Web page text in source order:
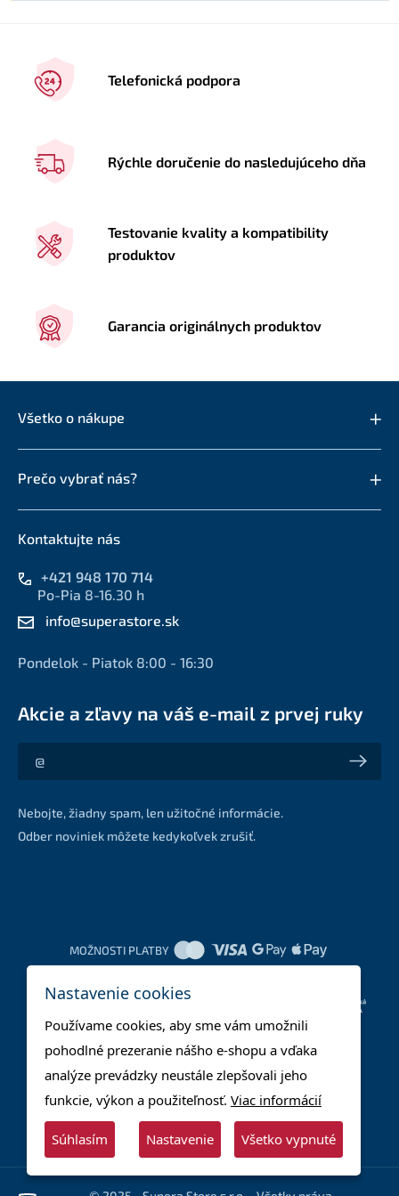
Telefonická podpora
Rýchle doručenie do nasledujúceho dňa
Testovanie kvality a kompatibility
produktov
Garancia originálnych produktov
Všetko o nákupe
Prečo vybrať nás?
Kontaktujte nás
+421 948 170 714
Po-Pia 8-16.30 h
info@superastore.sk
Pondelok - Piatok 8:00 - 16:30
Akcie a zľavy na váš e-mail z prvej ruky
Akcie a zľavy na váš e-mail z prvej ruky
Nebojte, žiadny spam, len užitočné informácie.
Odber noviniek môžete kedykoľvek zrušiť.
MOŽNOSTI PLATBY
Nastavenie cookies
Používame cookies, aby sme vám umožnili
pohodlné prezeranie nášho e-shopu a vďaka
analýze prevádzky neustále zlepšovali jeho
funkcie, výkon a použiteľnosť. Viac informácií
Súhlasím Nastavenie Všetko vypnuté